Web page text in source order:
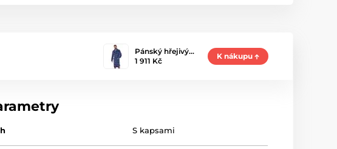
Pánský hřejivý…
1 911 Kč
K nákupu
S kapsami